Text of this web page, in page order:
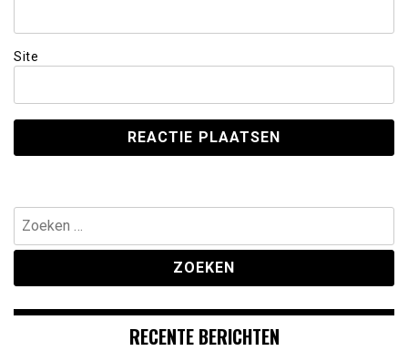
Site
Zoeken
naar:
RECENTE BERICHTEN